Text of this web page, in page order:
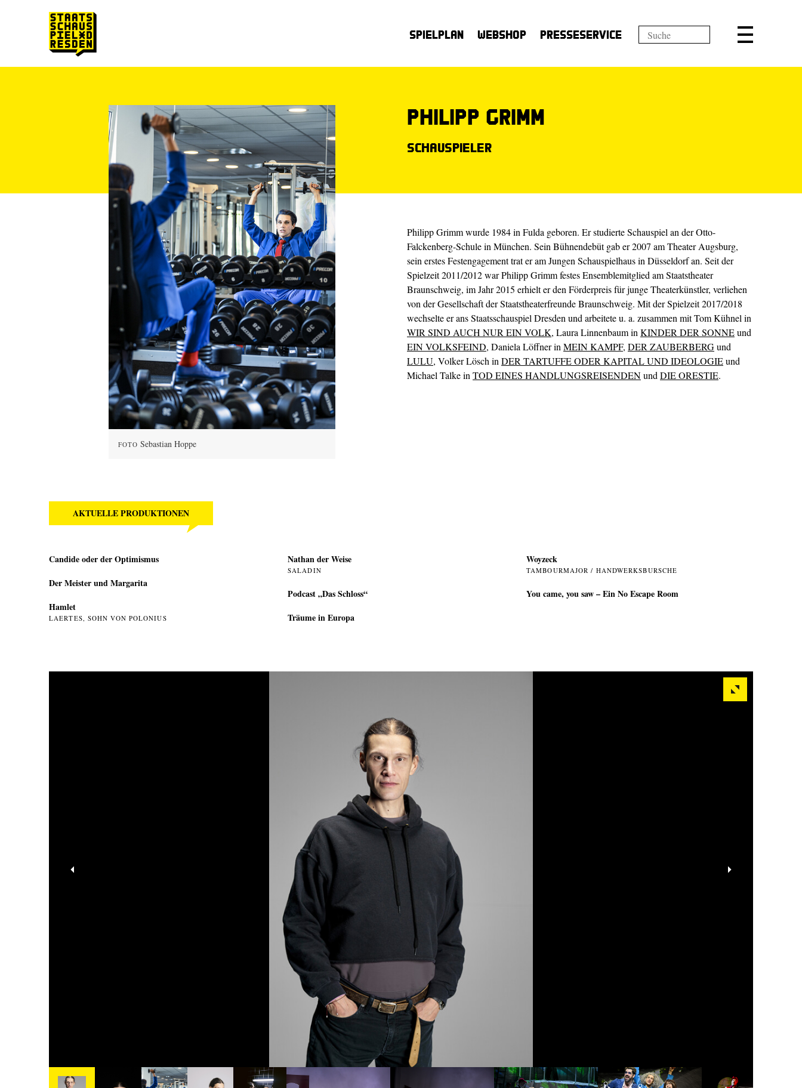
Spielplan Webshop Presseservice
FOTO Sebastian Hoppe
Philipp Grimm
Schauspieler
Philipp Grimm wurde 1984 in Fulda geboren. Er studierte Schauspiel an der Otto-
Falckenberg-Schule in München. Sein Bühnendebüt gab er 2007 am Theater Augsburg,
sein erstes Festengagement trat er am Jungen Schauspielhaus in Düsseldorf an. Seit der
Spielzeit 2011/2012 war Philipp Grimm festes Ensemblemitglied am Staatstheater
Braunschweig, im Jahr 2015 erhielt er den Förderpreis für junge Theaterkünstler, verliehen
von der Gesellschaft der Staatstheaterfreunde Braunschweig. Mit der Spielzeit 2017/2018
wechselte er ans Staatsschauspiel Dresden und arbeitete u. a. zusammen mit Tom Kühnel in
WIR SIND AUCH NUR EIN VOLK, Laura Linnenbaum in KINDER DER SONNEund
EIN VOLKSFEIND, Daniela Löffner in MEIN KAMPF, DER ZAUBERBERGund
LULU, Volker Lösch in DER TARTUFFE ODER KAPITAL UND IDEOLOGIEund
Michael Talke in TOD EINES HANDLUNGSREISENDENund DIE ORESTIE.
AKTUELLE PRODUKTIONEN
Candide oder der Optimismus
Der Meister und Margarita
Hamlet
LAERTES, SOHN VON POLONIUS
Nathan der Weise
SALADIN
Podcast „Das Schloss“
Träume in Europa
Woyzeck
TAMBOURMAJOR / HANDWERKSBURSCHE
You came, you saw – Ein No Escape Room